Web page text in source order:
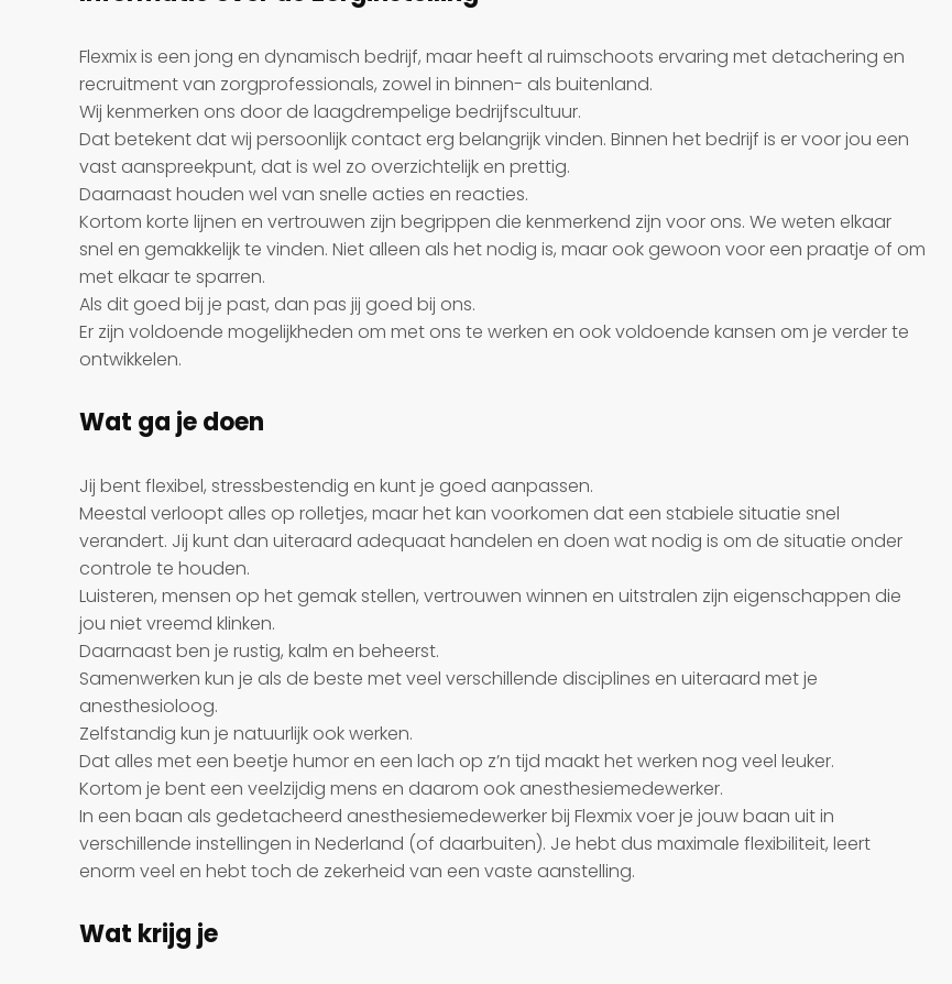
Flexmix is een jong en dynamisch bedrijf, maar heeft al ruimschoots ervaring met detachering en
recruitment van zorgprofessionals, zowel in binnen- als buitenland.
Wij kenmerken ons door de laagdrempelige bedrijfscultuur.
Dat betekent dat wij persoonlijk contact erg belangrijk vinden. Binnen het bedrijf is er voor jou een
vast aanspreekpunt, dat is wel zo overzichtelijk en prettig.
Daarnaast houden wel van snelle acties en reacties.
Kortom korte lijnen en vertrouwen zijn begrippen die kenmerkend zijn voor ons. We weten elkaar
snel en gemakkelijk te vinden. Niet alleen als het nodig is, maar ook gewoon voor een praatje of om
met elkaar te sparren.
Als dit goed bij je past, dan pas jij goed bij ons.
Er zijn voldoende mogelijkheden om met ons te werken en ook voldoende kansen om je verder te
ontwikkelen.
Wat ga je doen
Jij bent flexibel, stressbestendig en kunt je goed aanpassen.
Meestal verloopt alles op rolletjes, maar het kan voorkomen dat een stabiele situatie snel
verandert. Jij kunt dan uiteraard adequaat handelen en doen wat nodig is om de situatie onder
controle te houden.
Luisteren, mensen op het gemak stellen, vertrouwen winnen en uitstralen zijn eigenschappen die
jou niet vreemd klinken.
Daarnaast ben je rustig, kalm en beheerst.
Samenwerken kun je als de beste met veel verschillende disciplines en uiteraard met je
anesthesioloog.
Zelfstandig kun je natuurlijk ook werken.
Dat alles met een beetje humor en een lach op z’n tijd maakt het werken nog veel leuker.
Kortom je bent een veelzijdig mens en daarom ook anesthesiemedewerker.
In een baan als gedetacheerd anesthesiemedewerker bij Flexmix voer je jouw baan uit in
verschillende instellingen in Nederland (of daarbuiten). Je hebt dus maximale flexibiliteit, leert
enorm veel en hebt toch de zekerheid van een vaste aanstelling.
Wat krijg je